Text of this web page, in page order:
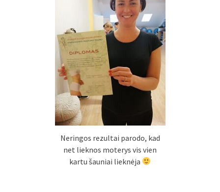
Neringos rezultai parodo, kad
net lieknos moterys vis vien
kartu šauniai lieknėja